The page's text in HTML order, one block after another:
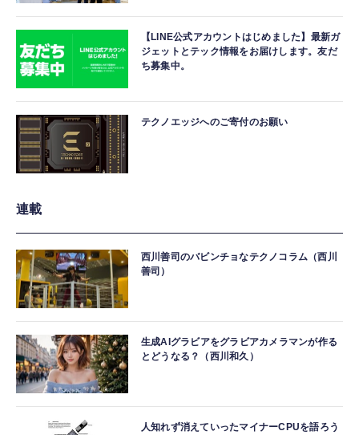
【LINE公式アカウントはじめました】最新ガ
ジェットとテック情報をお届けします。友だ
ち募集中。
テクノエッジへのご寄付のお願い
連載
西川善司のバビンチョなテクノコラム（西川
善司）
生成AIグラビアをグラビアカメラマンが作る
とどうなる？（西川和久）
人知れず消えていったマイナーCPUを語ろう